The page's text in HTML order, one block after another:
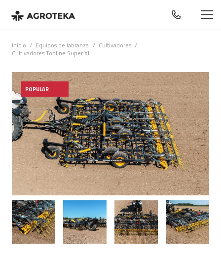
Inicio / Equipos de labranza / Cultivadores /
Cultivadores Topline Super XL
POPULAR